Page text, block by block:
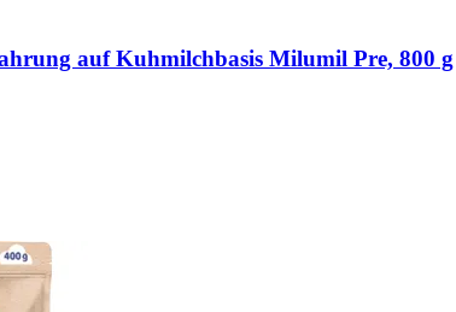
auf Kuhmilchbasis Milumil Pre, 800 g